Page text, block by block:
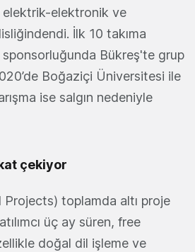
elektrik-elektronik ve
İlk 10 takıma
sponsorluğunda Bükreş'te grup
Boğaziçi Üniversitesi ile
ise salgın nedeniyle
çekiyor
Projects) toplamda altı proje
üç ay süren, free
doğal dil işleme ve